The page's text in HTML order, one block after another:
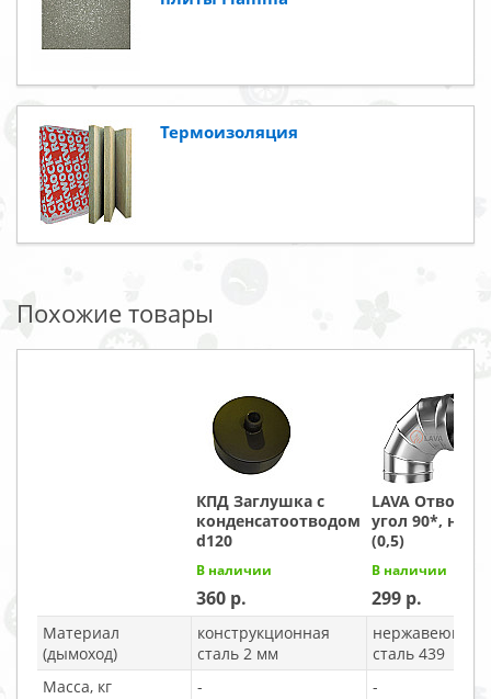
Термоизоляция
Похожие товары
КПД Заглушка с
конденсатоотводом
d120
В наличии
360
LAVA Отвод
угол 90*,
(0,5)
В наличии
299
Материал
(дымоход)
конструкционная
сталь 2 мм
нержавеющая
сталь 439
Масса, кг
- -